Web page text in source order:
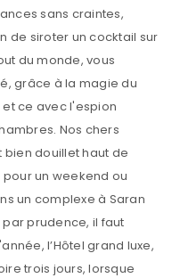
sans craintes,
de siroter un cocktail sur
du monde, vous
grâce à la magie du
ce avec l'espion
Nos chers
bien douillet haut de
un weekend ou
un complexe à Saran
par prudence, il faut
l’Hôtel grand luxe,
trois jours, lorsque